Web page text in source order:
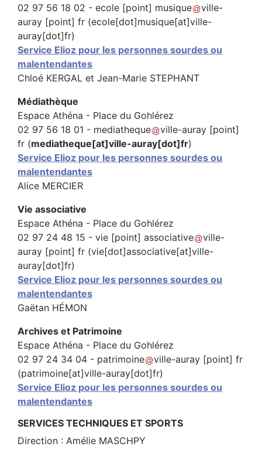
02 97 56 18 02 - ecole [point] musique
ville-
auray [point] fr (ecole[dot]musique[at]ville-
auray[dot]fr)
Service Elioz pour les personnes sourdes ou
malentendantes
Chloé KERGAL et Jean-Marie STEPHANT
Médiathèque
Espace Athéna - Place du Gohlérez
02 97 56 18 01 - mediatheque ville-auray [point]
fr (mediatheque[at]ville-auray[dot]fr)
Service Elioz pour les personnes sourdes ou
malentendantes
Alice MERCIER
Vie associative
Espace Athéna - Place du Gohlérez
02 97 24 48 15 - vie [point] associative
ville-
auray [point] fr (vie[dot]associative[at]ville-
auray[dot]fr)
Service Elioz pour les personnes sourdes ou
malentendantes
Gaëtan HÉMON
Archives et Patrimoine
Espace Athéna - Place du Gohlérez
02 97 24 34 04 - patrimoine ville-auray [point] fr
(patrimoine[at]ville-auray[dot]fr)
Service Elioz pour les personnes sourdes ou
malentendantes
SERVICES TECHNIQUES ET SPORTS
Direction : Amélie MASCHPY